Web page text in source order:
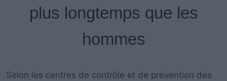
plus longtemps que les
hommes
Selon les centres de contrôle et de prévention des